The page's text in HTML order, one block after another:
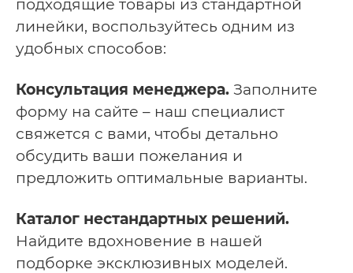
подходящие товары из стандартной
линейки, воспользуйтесь одним из
удобных способов:
Консультация менеджера. Заполните
форму на сайте – наш специалист
свяжется с вами, чтобы детально
обсудить ваши пожелания и
предложить оптимальные варианты.
Каталог нестандартных решений.
Найдите вдохновение в нашей
подборке эксклюзивных моделей.